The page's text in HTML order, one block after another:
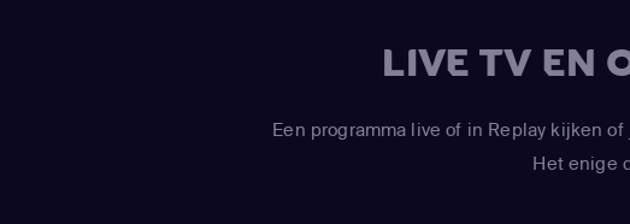
LIVE TV EN
Een programma live of in Replay kijken
Het enige